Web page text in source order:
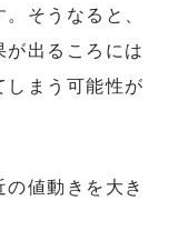
そうなると、
出るころには
しまう可能性が
値動きを大き